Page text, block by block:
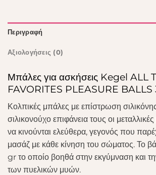
Περιγραφή
Αξιολογήσεις (0)
Μπάλες για ασκήσεις Kegel ALL
FAVORITES PLEASURE
Κολπικές μπάλες με επίστρωση
σιλικονούχο επιφάνεια τους οι
να κινούνται ελεύθερα, γεγονός που
μασάζ με κάθε κίνηση του σώματος. Το
gr το οποίο βοηθά στην εκγύμναση και
των πυελικών μυών.